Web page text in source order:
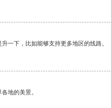
一下，比如能够支持更多地区的线路。
地的美景。